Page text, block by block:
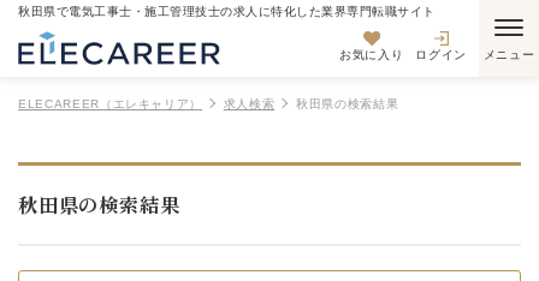
秋田県で電気工事士・施工管理技士の求人に特化した業界専門転職サイト
お気に入り ログイン
ELECAREER（エレキャリア） 求人検索 秋田県の検索結果
秋田県の検索結果